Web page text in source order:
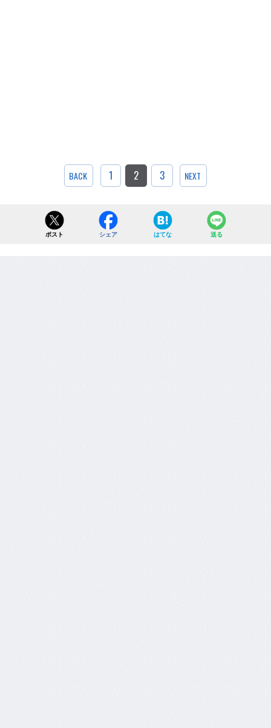
BACK 1 2 3 NEXT
ポスト シェア はてな 送る